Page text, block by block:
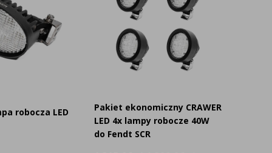
robocza LED
Pakiet ekonomiczny CRAWER
LED 4x lampy robocze 40W
do Fendt SCR